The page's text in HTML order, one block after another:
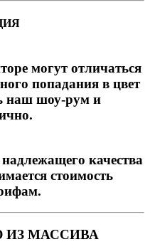
могут отличаться
попадания в цвет
наш шоу-рум и
качества
стоимость
ИЗ МАССИВА